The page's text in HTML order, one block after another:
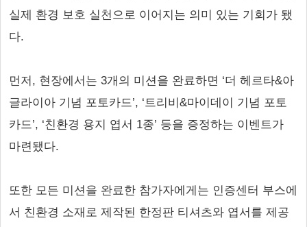
실제 환경 보호 실천으로 이어지는 의미 있는 기회가 됐
다.
먼저, 현장에서는 3개의 미션을 완료하면 ‘더 헤르타&아
글라이아 기념 포토카드’, ‘트리비&마이데이 기념 포토
카드’, ‘친환경 용지 엽서 1종’ 등을 증정하는 이벤트가
마련됐다.
또한 모든 미션을 완료한 참가자에게는 인증센터 부스에
서 친환경 소재로 제작된 한정판 티셔츠와 엽서를 제공